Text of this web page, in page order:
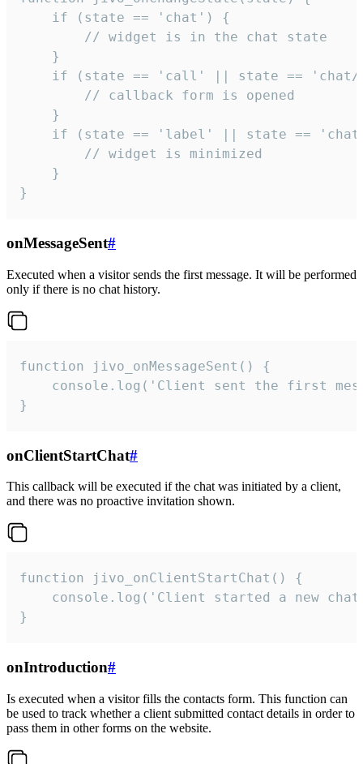
    if (state == 'chat') {
        // widget is in the chat state
    }
if (state == 'call' || state ==
        // callback form is opened
    }
if (state == 'label' || state ==
        // widget is minimized
    }
}
onMessageSent#
Executed when a visitor sends the first message. It will be performed
only if there is no chat history.
function jivo_onMessageSent() {
console.log('Client sent the first
}
onClientStartChat#
This callback will be executed if the chat was initiated by a client,
and there was no proactive invitation shown.
function jivo_onClientStartChat() {
console.log('Client started a new
}
onIntroduction#
Is executed when a visitor fills the contacts form. This function can
be used to track whether a client submitted contact details in order to
pass them in other forms on the website.